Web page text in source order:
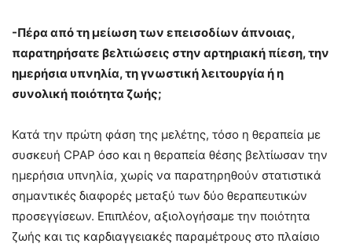
-Πέρα από τη μείωση των επεισοδίων άπνοιας,
παρατηρήσατε βελτιώσεις στην αρτηριακή πίεση, την
ημερήσια υπνηλία, τη γνωστική λειτουργία ή η
συνολική ποιότητα ζωής;
Κατά την πρώτη φάση της μελέτης, τόσο η θεραπεία με
συσκευή CPAP όσο και η θεραπεία θέσης βελτίωσαν την
ημερήσια υπνηλία, χωρίς να παρατηρηθούν στατιστικά
σημαντικές διαφορές μεταξύ των δύο θεραπευτικών
προσεγγίσεων. Επιπλέον, αξιολογήσαμε την ποιότητα
ζωής και τις καρδιαγγειακές παραμέτρους στο πλαίσιο